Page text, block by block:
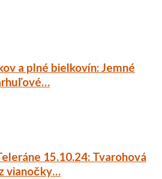
a plné bielkovín: Jemné
15.10.24: Tvarohová
vianočky…